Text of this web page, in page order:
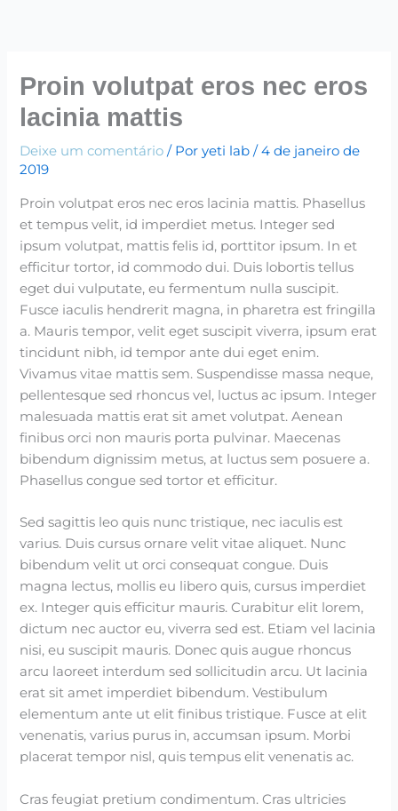
conteúdo
Proin volutpat eros nec eros
lacinia mattis
Deixe um comentário / Poryeti lab/4 de janeiro de
2019
Proin volutpat eros nec eros lacinia mattis. Phasellus
et tempus velit, id imperdiet metus. Integer sed
ipsum volutpat, mattis felis id, porttitor ipsum. In et
efficitur tortor, id commodo dui. Duis lobortis tellus
eget dui vulputate, eu fermentum nulla suscipit.
Fusce iaculis hendrerit magna, in pharetra est fringilla
a. Mauris tempor, velit eget suscipit viverra, ipsum erat
tincidunt nibh, id tempor ante dui eget enim.
Vivamus vitae mattis sem. Suspendisse massa neque,
pellentesque sed rhoncus vel, luctus ac ipsum. Integer
malesuada mattis erat sit amet volutpat. Aenean
finibus orci non mauris porta pulvinar. Maecenas
bibendum dignissim metus, at luctus sem posuere a.
Phasellus congue sed tortor et efficitur.
Sed sagittis leo quis nunc tristique, nec iaculis est
varius. Duis cursus ornare velit vitae aliquet. Nunc
bibendum velit ut orci consequat congue. Duis
magna lectus, mollis eu libero quis, cursus imperdiet
ex. Integer quis efficitur mauris. Curabitur elit lorem,
dictum nec auctor eu, viverra sed est. Etiam vel lacinia
nisi, eu suscipit mauris. Donec quis augue rhoncus
arcu laoreet interdum sed sollicitudin arcu. Ut lacinia
erat sit amet imperdiet bibendum. Vestibulum
elementum ante ut elit finibus tristique. Fusce at elit
venenatis, varius purus in, accumsan ipsum. Morbi
placerat tempor nisl, quis tempus elit venenatis ac.
Cras feugiat pretium condimentum. Cras ultricies